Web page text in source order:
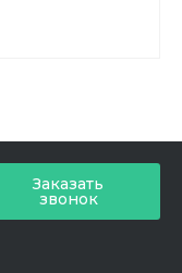
Заказать
звонок